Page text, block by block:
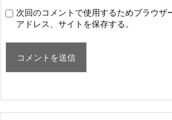
次回のコメントで使用するためブラウザ
アドレス、サイトを保存する。